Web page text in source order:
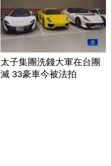
太子集團洗錢大軍在台團
滅 33豪車今被法拍